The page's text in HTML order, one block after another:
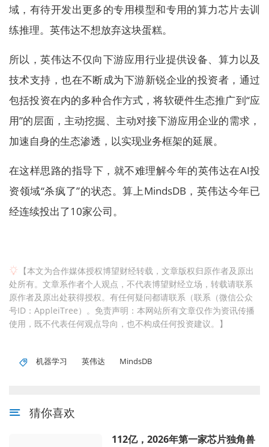
域，有待开发出更多的专用模型和专用的算力芯片去训
练推理。英伟达不想放弃这块蛋糕。
所以，英伟达不仅向下游应用行业提供设备、算力以及
技术支持，也在不断成为下游新锐企业的投资者，通过
包括投资在内的多种合作方式，将软硬件生态推广到“应
用”的层面，主动挖掘、主动对接下游应用企业的需求，
加速自身的生态渗透，以实现业务框架的延展。
在这样思路的指导下，就不难理解今年的英伟达在AI投
资领域“杀疯了”的状态。算上MindsDB，英伟达今年已
经连续投出了10家公司。
【本文为合作媒体授权博望财经转载，文章版权归原作者及原出
处所有。文章系作者个人观点，不代表博望财经立场，转载请联系
原作者及原出处获得授权。有任何疑问都请联系（联系（微信公众
号ID：AppleiTree）。免责声明：本网站所有文章仅作为资讯传播
使用，既不代表任何观点导向，也不构成任何投资建议。】
机器学习 英伟达 MindsDB
猜你喜欢
112亿，2026年第一家芯片独角兽